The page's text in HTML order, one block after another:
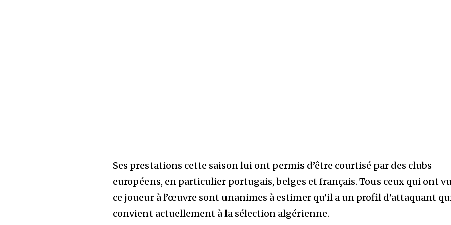
Ses prestations cette saison lui ont permis d’être courtisé par des clubs
européens, en particulier portugais, belges et français. Tous ceux qui ont
ce joueur à l’œuvre sont unanimes à estimer qu’il a un profil d’attaquant
convient actuellement à la sélection algérienne.